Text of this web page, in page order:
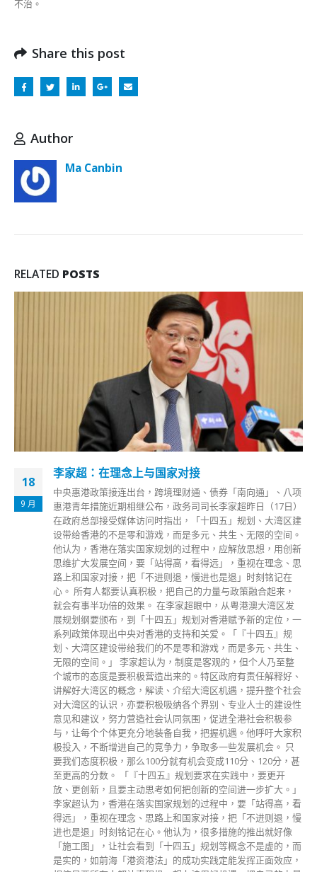
不治。
Share this post
Author
Ma Canbin
RELATED POSTS
22
7 月
香港新一届政府委任官员 8名副局长及11名政治助
理出炉
行政长官办公室今日（22日）公布，行政长官李家超委任第
六届香港特别行政区政府8名副局长和11名政治助理。 新获委
任的副局长和政治助理为： 副局长 运输及物流局副局长廖振
新 保安局副局长卓孝业 房屋局副局长戴尚诚 文化体育及旅游
局副局长刘震 医务卫生局副局长李夏茵医生 民政及青年事务
局副局长梁宏正 教育局副局长施俊辉 创新科技及工业局副局
长张曼莉 政治助理 商务及经济发展局局长政治助理李世华 劳
工及福利局局长政治助理傅晓琳 教育局局长政治助理萧嘉怡
财政司司长政治助理杨通达 创新科技及工业局局长政治助理
廖添诚博士 保安局局长政治助理梁溯庭 房屋局局长政治助理
欧阳文倩 政务司司长政治助理李惠 律政司副司长政治助理陈
倩雯 ​文化体育及旅游局局长政治助理招文亮 运输及物流局局
长政治助理陈阅川 李家超说：“我和司局长一直积极物色不同
背景的合适人才，条件包括在各自领域有丰富经验、知识或能
力，施政理念和行政长官及相关司局长一致，有良好沟通能
力，爱国爱港立场坚定，并有热诚和魄力服务社会。我已先后
委任12名副局长和13名政治助理，我有信心他们作为政治委任
团队的新成员，会务实进取，一同建设做实事的有为政府。”
政府会适时另行公布其余的副局长和政治助理的人选。 文化
体育及旅游局局长政治助理招文亮将于8月8日履新，运输及物
流局局长政治助理陈阅川将于8月15日履新，其余副局长和政
治助理将于7月25日履新。 以下是各副局长及政治助理的简
历： 廖振新 廖振新现年60岁，2017年至2022年任发展局副局
长。 1986年加入政府，任职助理工程师，2009年晋升土木工
程拓展署总工程师，2013年晋升政府工程师，2016年晋升首
席政府工程师。 卓孝业 卓孝业现年57岁，于2020年退休前为